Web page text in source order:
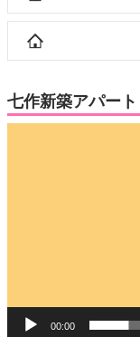
七作新築アパート
00:00